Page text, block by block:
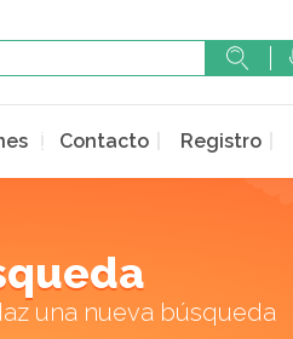
Contacto Registro
una nueva búsqueda